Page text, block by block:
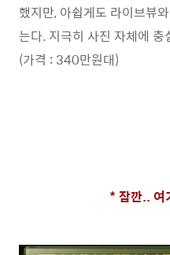
했지만, 아쉽게도 라이브뷰
는다. 지극히 사진 자체에
(가격 : 340만원대)
* 잠깐.. 여